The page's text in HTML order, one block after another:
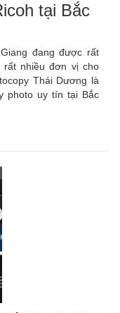
tại Bắc
đang được rất
rất nhiều đơn vị cho
Thái Dương là
photo uy tín tại Bắc